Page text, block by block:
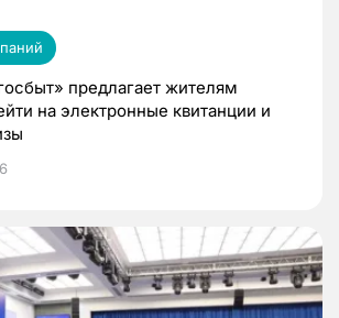
предлагает жителям
на электронные квитанции и